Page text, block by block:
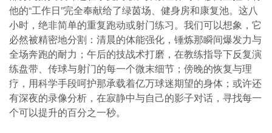
他的“工作日”完全奉献给了绿茵场、健身房和康复池。这八
小时，绝非简单的重复跑动或射门练习。我们可以想象，它
必然被精密地分割：清晨的体能强化，锤炼那瞬间爆发力与
全场奔跑的耐力；午后的技战术打磨，在教练指导下反复演
练盘带、传球与射门的每一个微末细节；傍晚的恢复与理
疗，用科学手段呵护那承载着亿万球迷期望的身体；或许还
有深夜的录像分析，在寂静中与自己的影子对话，寻找每一
个可以提升的百分之一秒。